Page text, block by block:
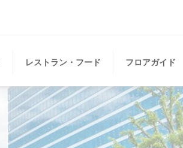
レストラン・フード フロアガイド